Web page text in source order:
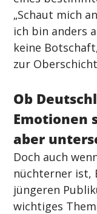
„Schaut mich
ich bin anders
keine
zur
Ob
Emotionen
aber
Doch auch
nüchterner ist,
jüngeren
wichtiges